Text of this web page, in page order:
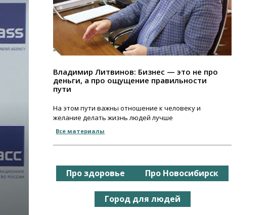
Владимир Литвинов: Бизнес — это не про
деньги, а про ощущение правильности
пути
На этом пути важны отношение к человеку и
желание делать жизнь людей лучше
Все материалы
Про здоровье Про Новосибирск
Город для людей